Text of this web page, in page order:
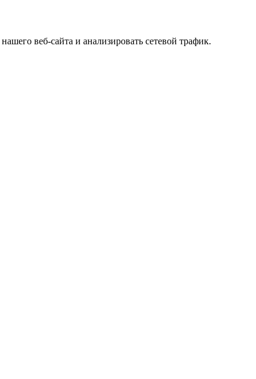
веб-сайта и анализировать сетевой трафик.